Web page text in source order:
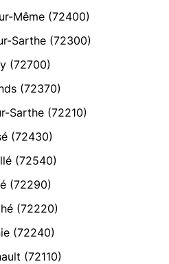
Même (72400)
Sarthe (72300)
(72700)
(72370)
Sarthe (72210)
(72430)
(72540)
(72290)
(72220)
(72240)
(72110)